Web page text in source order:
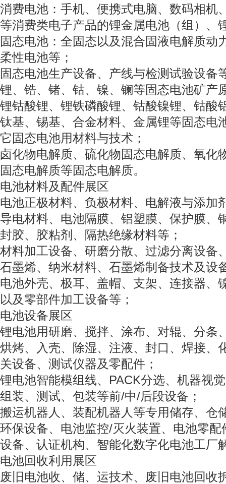
消费电池：手机、便携式电脑、数码相机
等消费类电子产品的锂金属电池（组）、
固态电池：全固态以及混合固液电解质动
柔性电池等；
固态电池生产设备、产线与检测试验设备
锂、锆、锗、钴、镍、镧等固态电池矿产
锂钴酸锂、锂铁磷酸锂、钴酸镍锂、钴酸
钛基、锡基、合金材料、金属锂等固态电
它固态电池用材料与技术；
卤化物电解质、硫化物固态电解质、氧化
固态电解质等固态电解质。
电池材料及配件展区
电池正极材料、负极材料、电解液与添加
导电材料、电池隔膜、铝塑膜、保护膜、
封胶、胶粘剂、隔热绝缘材料等；
材料加工设备、研磨分散、过滤分离设备
石墨烯、纳米材料、石墨烯制备技术及设
电池外壳、极耳、盖帽、支架、连接器、
以及零部件加工设备等；
电池设备展区
锂电池用研磨、搅拌、涂布、对辊、分条
烘烤、入壳、除湿、注液、封口、焊接、
关设备、测试仪器及零配件；
锂电池智能模组线、PACK分选、机器视
组装、测试、包装等前/中/后段设备；
搬运机器人、装配机器人等专用储存、仓
环保设备、电池监控/灭火装置、电池零
设备、认证机构、智能化数字化电池工厂
电池回收利用展区
废旧电池收、储、运技术、废旧电池回收